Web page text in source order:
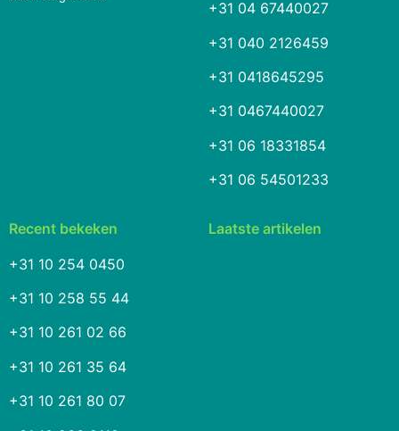
+31 04 67440027
+31 040 2126459
+31 0418645295
+31 0467440027
+31 06 18331854
+31 06 54501233
Recent bekeken
+31 10 254 0450
+31 10 258 55 44
+31 10 261 02 66
+31 10 261 35 64
+31 10 261 80 07
Laatste artikelen